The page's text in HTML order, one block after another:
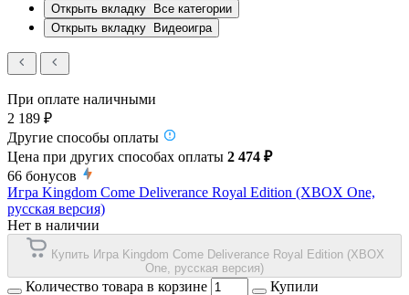
Открыть вкладку Все категории
Открыть вкладку Видеоигра
При оплате наличными
2 189 ₽
Другие способы оплаты
Цена при других способах оплаты 2 474 ₽
66 бонусов
Игра Kingdom Come Deliverance Royal Edition (XBOX One,
русская версия)
Нет в наличии
Купить Игра Kingdom Come Deliverance Royal Edition (XBOX
One, русская версия)
Количество товара в корзине
Купили